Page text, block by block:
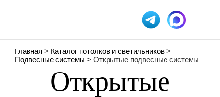
Главная > Каталог потолков и светильников >
Подвесные системы > Открытые подвесные системы
Открытые